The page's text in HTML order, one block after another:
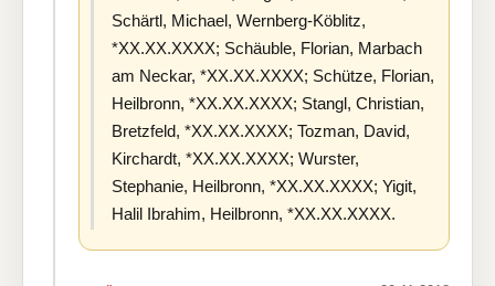
Schärtl, Michael, Wernberg-Köblitz,
*XX.XX.XXXX; Schäuble, Florian, Marbach
am Neckar, *XX.XX.XXXX; Schütze, Florian,
Heilbronn, *XX.XX.XXXX; Stangl, Christian,
Bretzfeld, *XX.XX.XXXX; Tozman, David,
Kirchardt, *XX.XX.XXXX; Wurster,
Stephanie, Heilbronn, *XX.XX.XXXX; Yigit,
Halil Ibrahim, Heilbronn, *XX.XX.XXXX.